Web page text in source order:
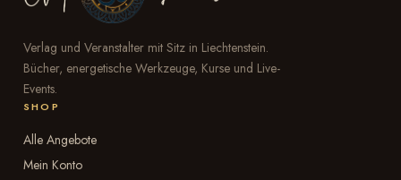
Verlag und Veranstalter mit Sitz in Liechtenstein.
Bücher, energetische Werkzeuge, Kurse und Live-
Events.
SHOP
Alle Angebote
Mein Konto